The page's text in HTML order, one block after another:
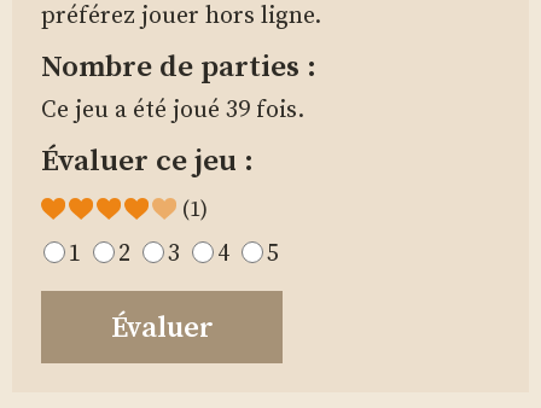
préférez jouer hors ligne.
Nombre de parties :
Ce jeu a été joué 39 fois.
Évaluer ce jeu :
(1)
1 2 3 4 5